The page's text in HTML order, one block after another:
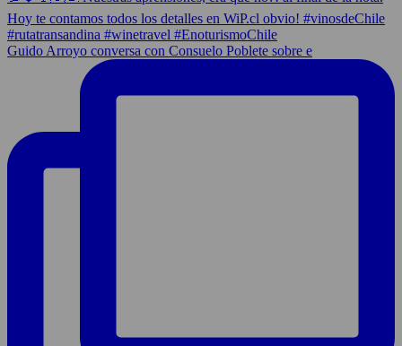
Guido Arroyo conversa con Consuelo Poblete sobre e